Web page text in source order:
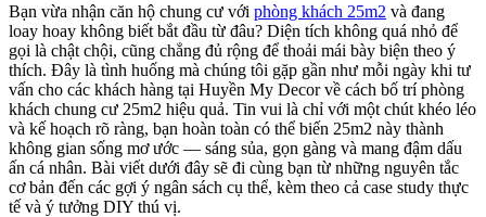
Bạn vừa nhận căn hộ chung cư với phòng khách 25m2 và đang
loay hoay không biết bắt đầu từ đâu? Diện tích không quá nhỏ để
gọi là chật chội, cũng chẳng đủ rộng để thoải mái bày biện theo ý
thích. Đây là tình huống mà chúng tôi gặp gần như mỗi ngày khi tư
vấn cho các khách hàng tại Huyền My Decor về cách bố trí phòng
khách chung cư 25m2 hiệu quả. Tin vui là chỉ với một chút khéo léo
và kế hoạch rõ ràng, bạn hoàn toàn có thể biến 25m2 này thành
không gian sống mơ ước — sáng sủa, gọn gàng và mang đậm dấu
ấn cá nhân. Bài viết dưới đây sẽ đi cùng bạn từ những nguyên tắc
cơ bản đến các gợi ý ngân sách cụ thể, kèm theo cả case study thực
tế và ý tưởng DIY thú vị.